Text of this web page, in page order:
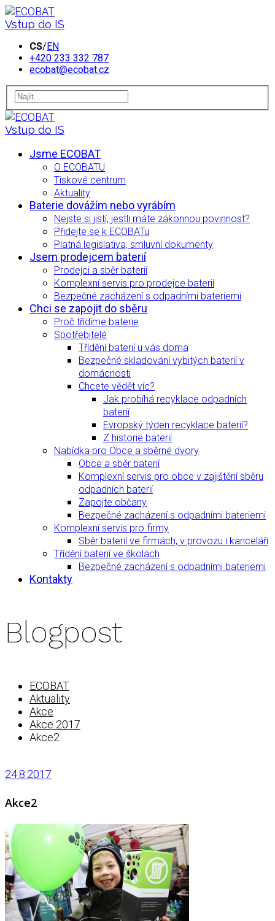
Vstup do IS
CS/EN
+420 233 332 787
ecobat@ecobat.cz
Vstup do IS
Jsme ECOBAT
O ECOBATU
Tiskové centrum
Aktuality
Baterie dovážím nebo vyrábím
Nejste si jistí, jestli máte zákonnou povinnost?
Přidejte se k ECOBATu
Platná legislativa, smluvní dokumenty
Jsem prodejcem baterií
Prodejci a sběr baterií
Komplexní servis pro prodejce baterií
Bezpečné zacházení s odpadními bateriemi
Chci se zapojit do sběru
Proč třídíme baterie
Spotřebitelé
Třídění baterií u vás doma
Bezpečné skladování vybitých baterií v
domácnosti
Chcete vědět víc?
Jak probíhá recyklace odpadních
baterií
Evropský týden recyklace baterií?
Z historie baterií
Nabídka pro Obce a sběrné dvory
Obce a sběr baterií
Komplexní servis pro obce v zajištění sběru
odpadních baterií
Zapojte občany
Bezpečné zacházení s odpadními bateriemi
Komplexní servis pro firmy
Sběr baterií ve firmách, v provozu i kanceláři
Třídění baterií ve školách
Bezpečné zacházení s odpadními bateriemi
Kontakty
Blogpost
ECOBAT
Aktuality
Akce
Akce 2017
Akce2
24.8.2017
Akce2